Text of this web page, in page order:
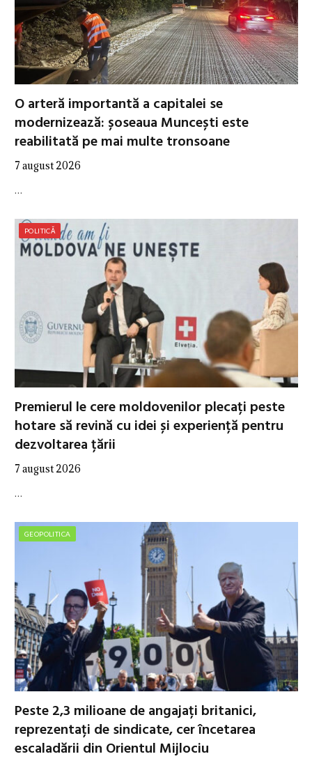
O arteră importantă a capitalei se
modernizează: șoseaua Muncești este
reabilitată pe mai multe tronsoane
7 august 2026
…
POLITICĂ
Premierul le cere moldovenilor plecați peste
hotare să revină cu idei și experiență pentru
dezvoltarea țării
7 august 2026
…
GEOPOLITICA
Peste 2,3 milioane de angajați britanici,
reprezentați de sindicate, cer încetarea
escaladării din Orientul Mijlociu